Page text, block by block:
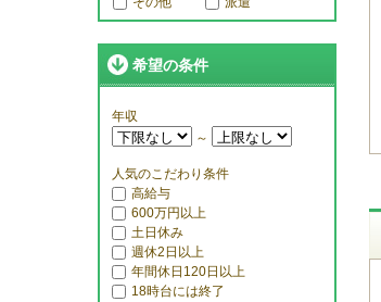
希望の条件
年収
～
人気のこだわり条件
高給与
600万円以上
土日休み
週休2日以上
年間休日120日以上
18時台には終了